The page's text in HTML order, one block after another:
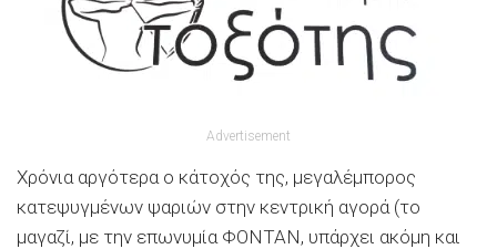
Advertisement
Χρόνια αργότερα ο κάτοχός της, μεγαλέμπορος
κατεψυγμένων ψαριών στην κεντρική αγορά (το
μαγαζί, με την επωνυμία ΦΟΝΤΑΝ, υπάρχει ακόμη και